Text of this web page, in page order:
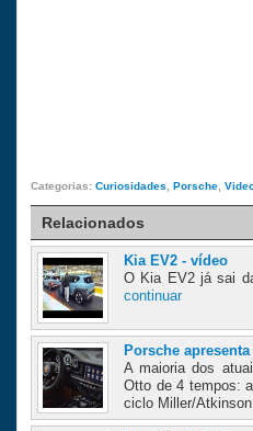
Categorias: Curiosidades Porsche
Relacionados
Kia EV2 - vídeo
O Kia EV2 já sai
continuar
Porsche
A maioria dos
Otto de 4 tempos:
ciclo Miller/